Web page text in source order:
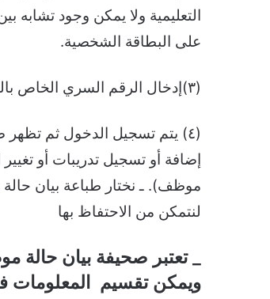
التعليمية ولا يمكن وجود تشابه
على البطاقة الشخصية.
(٣)إدخال الرقم السري الخاص بالموظف من خلال قسم الإحصاء أيضاً.
(٤) يتم تسجيل الدخول ثم
إضافة أو تسجيل تدريبات أو
موظف). ـ نختار طباعة بيان
لنتمكن من الاحتفاظ بها
_ تعتبر صحيفة بيان حالة
ويمكن تقسيم المعلومات